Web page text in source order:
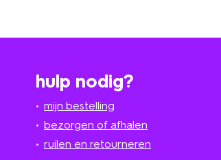
hulp nodig?
mijn bestelling
bezorgen of afhalen
ruilen en retourneren